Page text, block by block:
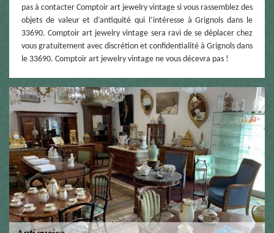
pas à contacter Comptoir art jewelry vintage si vous rassemblez des
objets de valeur et d’antiquité qui l’intéresse à Grignols dans le
33690. Comptoir art jewelry vintage sera ravi de se déplacer chez
vous gratuitement avec discrétion et confidentialité à Grignols dans
le 33690. Comptoir art jewelry vintage ne vous décevra pas !